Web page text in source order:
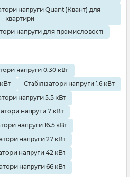
напруги Quant (Квант) для
квартири
напруги для промисловості
напруги 0.30 кВт
Стабілізатори напруги 1.6 кВт
напруги 5.5 кВт
напруги 7 кВт
напруги 16.5 кВт
напруги 27 кВт
напруги 42 кВт
напруги 66 кВт